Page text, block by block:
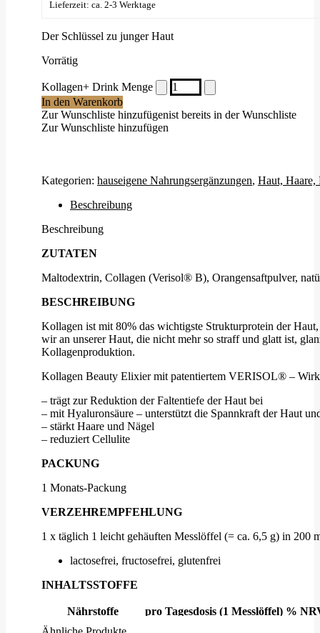
Lieferzeit: ca. 2-3 Werktage
Der Schlüssel zu junger Haut
Vorrätig
Kollagen+ Drink Menge
In den Warenkorb
Zur Wunschliste hinzufügenist bereits in der Wunschliste
Zur Wunschliste hinzufügen
Kategorien: hauseigene Nahrungsergänzungen, Haut, Haare,
Beschreibung
Beschreibung
ZUTATEN
Maltodextrin, Collagen (Verisol® B), Orangensaftpulver,
BESCHREIBUNG
Kollagen ist mit 80% das wichtigste Strukturprotein der
wir an unserer Haut, die nicht mehr so straff und glatt ist,
Kollagenproduktion.
Kollagen Beauty Elixier mit patentiertem VERISOL® –
– trägt zur Reduktion der Faltentiefe der Haut bei
– mit Hyaluronsäure – unterstützt die Spannkraft der Haut
– stärkt Haare und Nägel
– reduziert Cellulite
PACKUNG
1 Monats-Packung
VERZEHREMPFEHLUNG
1 x täglich 1 leicht gehäuften Messlöffel (= ca. 6,5 g) in 200
lactosefrei, fructosefrei, glutenfrei
INHALTSSTOFFE
Nährstoffe pro Tagesdosis (1 Messlöffel) %
Collagen (Verisol®B)